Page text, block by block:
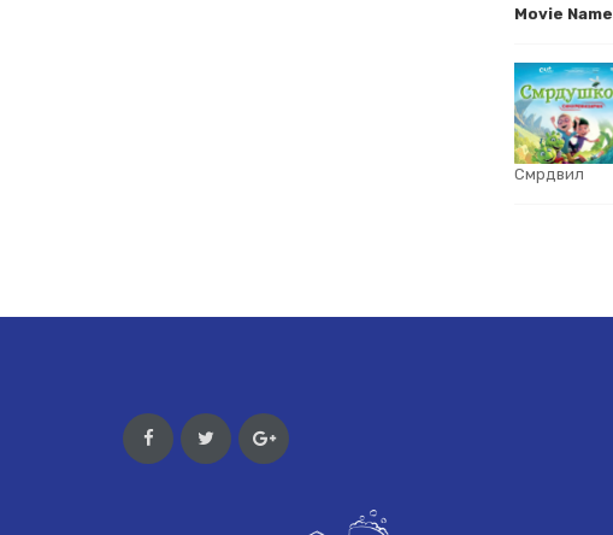
Movie Name
Смрдвил